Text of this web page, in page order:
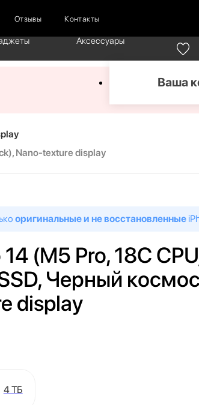
Отзывы Контакты
Аксессуары
Ваша
Nano-texture display
оригинальные и не восстановленные
(M5 Pro, 18C
Черный
display
4 ТБ